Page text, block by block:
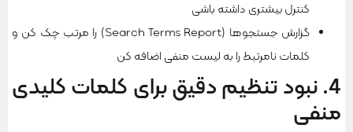
کنترل بیشتری داشته باشی
گزارش جستجوها (Search Terms Report) را مرتب چک کن و
کلمات نامرتبط را به لیست منفی اضافه کن
4. نبود تنظیم دقیق برای کلمات کلیدی
منفی